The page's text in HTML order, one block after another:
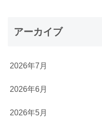
アーカイブ
2026年7月
2026年6月
2026年5月